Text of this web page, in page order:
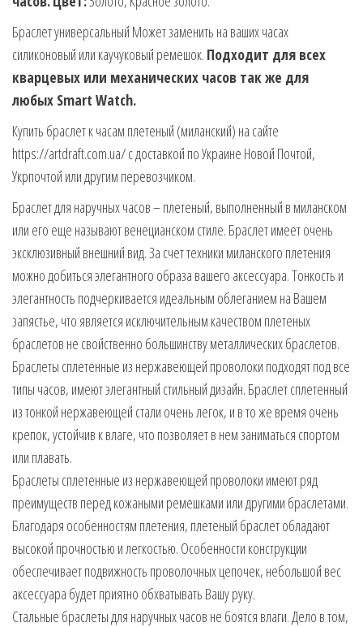
Браслет универсальный Может заменить на ваших часах
силиконовый или каучуковый ремешок. Подходит для всех
кварцевых или механических часов так же для
любых Smart Watch.
Купить браслет к часам плетеный (миланский) на сайте
https://artdraft.com.ua/ с доставкой по Украине Новой Почтой,
Укрпочтой или другим перевозчиком.
Браслет для наручных часов – плетеный, выполненный в миланском
или его еще называют венецианском стиле. Браслет имеет очень
эксклюзивный внешний вид. За счет техники миланского плетения
можно добиться элегантного образа вашего аксессуара. Тонкость и
элегантность подчеркивается идеальным облеганием на Вашем
запястье, что является исключительным качеством плетеных
браслетов не свойственно большинству металлических браслетов.
Браслеты сплетенные из нержавеющей проволоки подходят под все
типы часов, имеют элегантный стильный дизайн. Браслет сплетенный
из тонкой нержавеющей стали очень легок, и в то же время очень
крепок, устойчив к влаге, что позволяет в нем заниматься спортом
или плавать.
Браслеты сплетенные из нержавеющей проволоки имеют ряд
преимуществ перед кожаными ремешками или другими браслетами.
Благодаря особенностям плетения, плетеный браслет обладают
высокой прочностью и легкостью. Особенности конструкции
обеспечивает подвижность проволочных цепочек, небольшой вес
аксессуара будет приятно обхватывать Вашу руку.
Стальные браслеты для наручных часов не боятся влаги. Дело в том,